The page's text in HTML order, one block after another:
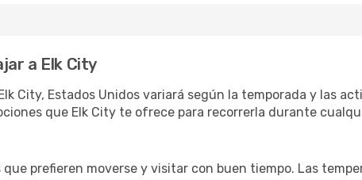
a Elk City
City, Estados Unidos variará según la temporada y las
que Elk City te ofrece para recorrerla durante
prefieren moverse y visitar con buen tiempo. Las